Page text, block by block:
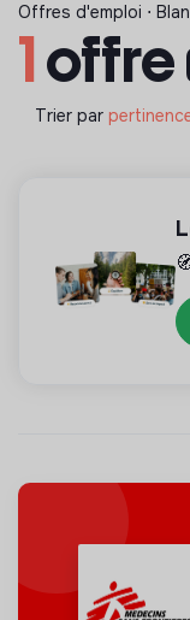
Offres d'emploi ⋅
1offre
Trier par